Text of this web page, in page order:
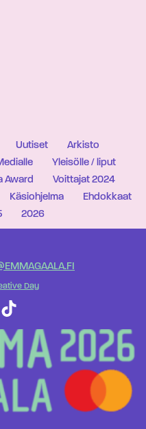
Uutiset
Arkisto
Yleisölle / liput
Award
Voittajat 2024
Käsiohjelma
Ehdokkaat
2026
Day